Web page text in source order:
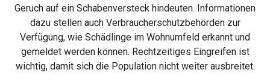
Geruch auf ein Schabenversteck hindeuten. Informationen
dazu stellen auch Verbraucherschutzbehörden zur
Verfügung, wie Schädlinge im Wohnumfeld erkannt und
gemeldet werden können. Rechtzeitiges Eingreifen ist
wichtig, damit sich die Population nicht weiter ausbreitet.